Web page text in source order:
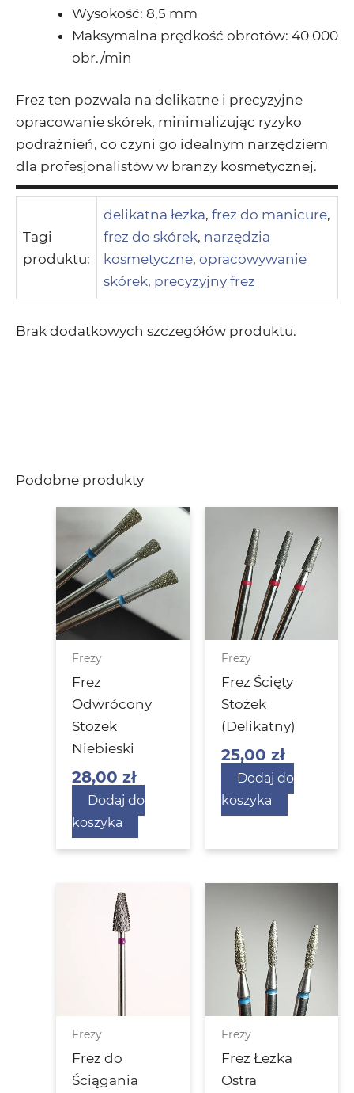
Wysokość: 8,5 mm
Maksymalna prędkość obrotów: 40 000
obr./min
Frez ten pozwala na delikatne i precyzyjne
opracowanie skórek, minimalizując ryzyko
podrażnień, co czyni go idealnym narzędziem
dla profesjonalistów w branży kosmetycznej.
Tagi
produktu:
delikatna łezka, frez do manicure,
frez do skórek, narzędzia
kosmetyczne, opracowywanie
skórek, precyzyjny frez
Brak dodatkowych szczegółów produktu.
Podobne produkty
Frezy
Frez
Odwrócony
Stożek
Niebieski
28,00zł
Dodaj do
koszyka
Frezy
Frez Ścięty
Stożek
(Delikatny)
25,00 zł
Dodaj do
koszyka
Frezy
Frez do
Ściągania
Frezy
Frez Łezka
Ostra